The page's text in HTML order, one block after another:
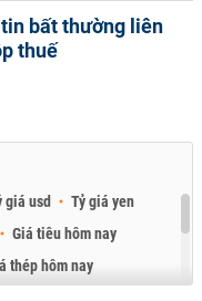
bất thường liên
thuế
giá usd
Tỷ giá yen
Giá tiêu hôm nay
thép hôm nay